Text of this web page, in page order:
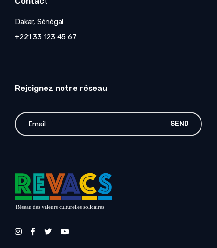
Dakar, Sénégal
+221 33 123 45 67
Rejoignez notre réseau
SEND
Réseau des valeurs culturelles solidaires